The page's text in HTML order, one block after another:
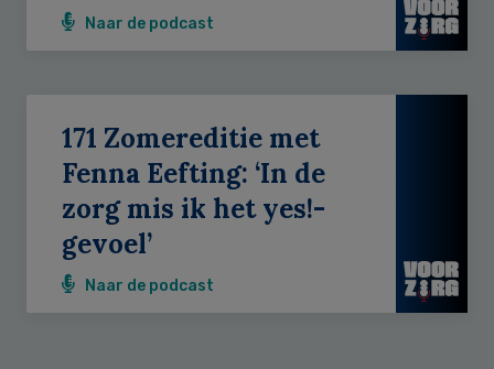
Naar de podcast
171 Zomereditie met
Fenna Eefting: ‘In de
zorg mis ik het yes!-
gevoel’
Naar de podcast